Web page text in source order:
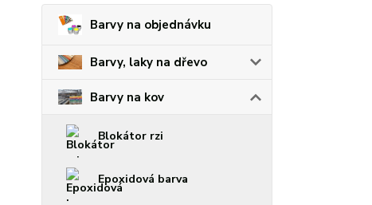
Barvy na objednávku
Barvy, laky na dřevo
Barvy na kov
Blokátor rzi
Epoxidová barva